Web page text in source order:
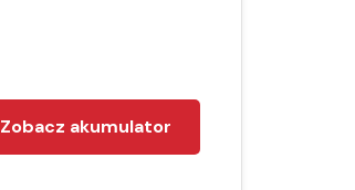
Zobacz akumulator